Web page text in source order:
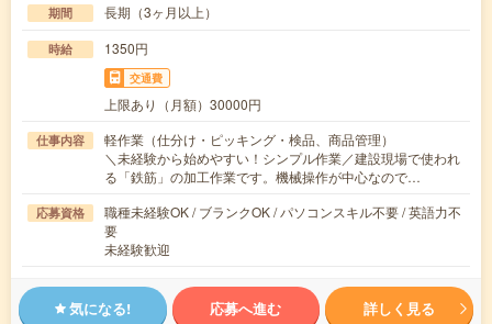
期間 長期（3ヶ月以上）
時給 1350円
交通費
上限あり（月額）30000円
仕事内容
軽作業（仕分け・ピッキング・検品、商品管理）
＼未経験から始めやすい！シンプル作業／建設現場で使われ
る「鉄筋」の加工作業です。機械操作が中心なので…
応募資格
職種未経験OK / ブランクOK / パソコンスキル不要 / 英語力不
要
未経験歓迎
気になる! 応募へ進む 詳しく見る